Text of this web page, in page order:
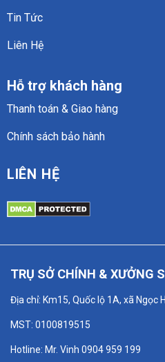
Tin Tức
Liên Hệ
Hỗ trợ khách hàng
Thanh toán & Giao hàng
Chính sách bảo hành
LIÊN HỆ
TRỤ SỞ CHÍNH & XƯỞNG
Địa chỉ: Km15, Quốc lộ 1A, xã Ngọc
MST: 0100819515
Hotline: Mr. Vinh 0904 959 199